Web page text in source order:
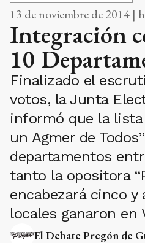
13 de noviembre de 2014 |
Integración
10
Finalizado el
votos, la Junta
informó que la
un Agmer de
departamentos
tanto la opositora
encabezará cinco y
locales ganaron en
El Debate Pregón de